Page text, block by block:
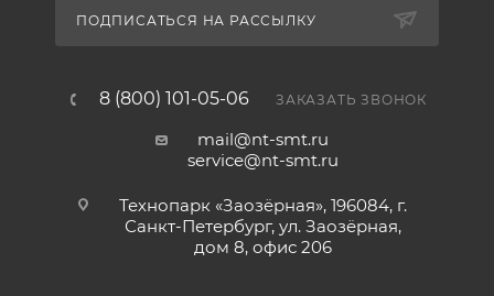
ПОДПИСАТЬСЯ НА РАССЫЛКУ
8 (800) 101-05-06 ЗАКАЗАТЬ ЗВОНОК
mail@nt-smt.ru
service@nt-smt.ru
Технопарк «Заозёрная», 196084, г.
Санкт-Петербург, ул. Заозёрная,
дом 8, офис 206